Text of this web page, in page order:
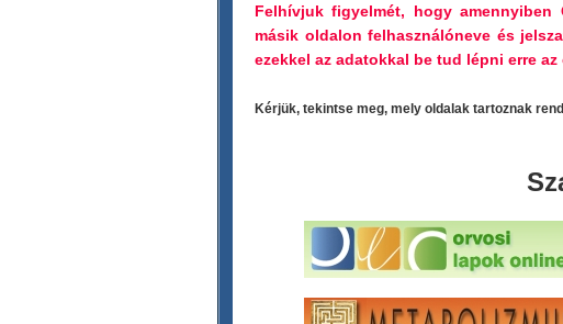
Felhívjuk figyelmét, hogy amennyiben
másik oldalon felhasználóneve és
ezekkel az adatokkal be tud lépni erre az
Kérjük, tekintse meg, mely oldalak tartoznak